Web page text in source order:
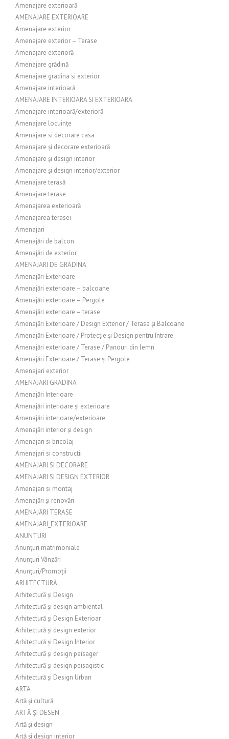
Amenajare exterioară
AMENAJARE EXTERIOARE
Amenajare exterior
Amenajare exterior – Terase
Amenajare exterioră
Amenajare grădină
Amenajare gradina si exterior
Amenajare interioară
AMENAJARE INTERIOARA SI EXTERIOARA
Amenajare interioară/exterioră
Amenajare locuințe
Amenajare si decorare casa
Amenajare și decorare exterioară
Amenajare și design interior
Amenajare și design interior/exterior
Amenajare terasă
Amenajare terase
Amenajarea exterioară
Amenajarea terasei
Amenajari
Amenajări de balcon
Amenajări de exterior
AMENAJARI DE GRADINA
Amenajări Exterioare
Amenajări exterioare – balcoane
Amenajări exterioare – Pergole
Amenajări exterioare – terase
Amenajări Exterioare / Design Exterior / Terase și Balcoane
Amenajări Exterioare / Protecție și Design pentru Intrare
Amenajări exterioare / Terase / Panouri din lemn
Amenajări Exterioare / Terase și Pergole
Amenajari exterior
AMENAJARI GRADINA
Amenajări Interioare
Amenajări interioare și exterioare
Amenajări interioare/exterioare
Amenajări interior și design
Amenajari si bricolaj
Amenajari si constructii
AMENAJARI SI DECORARE
AMENAJARI SI DESIGN EXTERIOR
Amenajari si montaj
Amenajări și renovări
AMENAJĂRI TERASE
AMENAJARI_EXTERIOARE
ANUNTURI
Anunțuri matrimoniale
Anunțuri Vânzări
Anunțuri/Promoții
ARHITECTURĂ
Arhitectură și Design
Arhitectură și design ambiental
Arhitectură și Design Exterioar
Arhitectură și design exterior
Arhitectură și Design Interior
Arhitectură și design peisager
Arhitectură și design peisagistic
Arhitectură și Design Urban
ARTA
Artă și cultură
ARTĂ ȘI DESEN
Artă și design
Artă și design interior